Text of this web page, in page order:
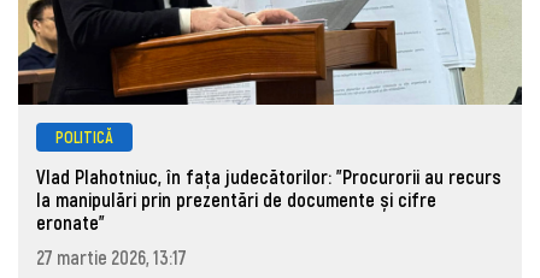
POLITICĂ
Vlad Plahotniuc, în fața judecătorilor: "Procurorii au recurs
la manipulări prin prezentări de documente și cifre
eronate"
27 martie 2026, 13:17